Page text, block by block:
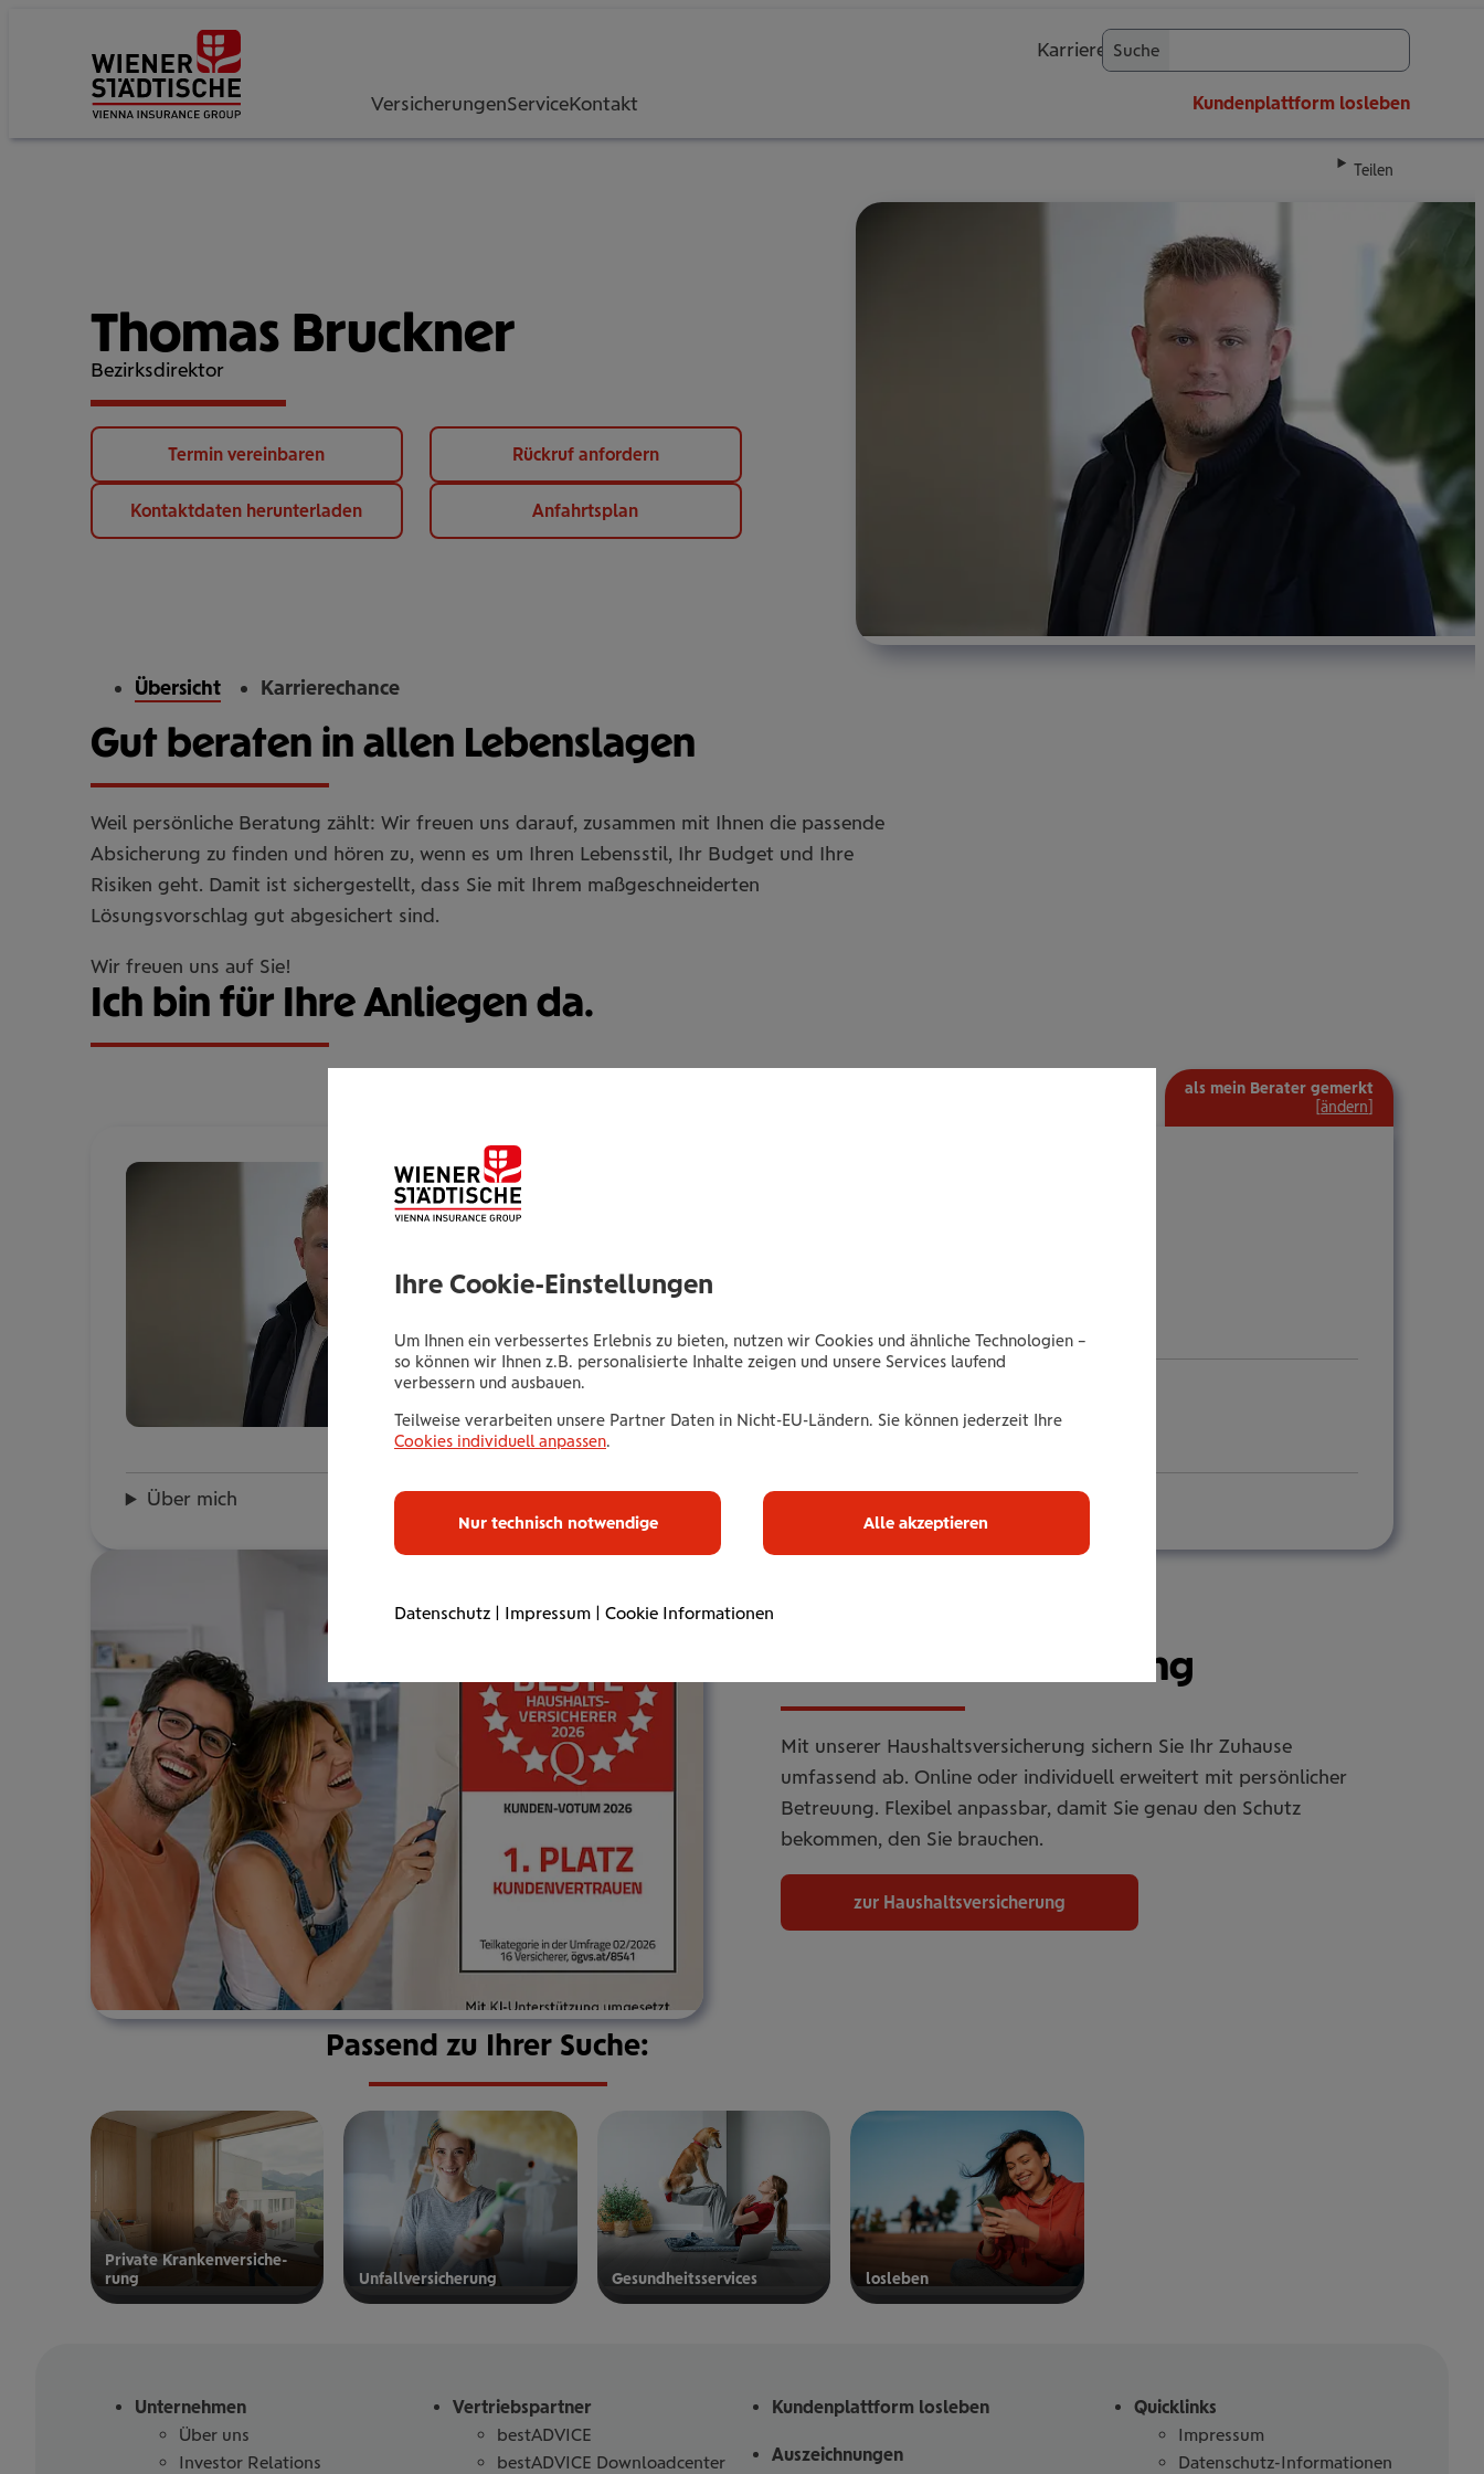
VersicherungenServiceKontakt
Karriere Suche
Kundenplattform losleben
Teilen
Thomas Bruckner
Bezirksdirektor
Termin vereinbaren Rückruf anfordern
Kontaktdaten herunterladen Anfahrtsplan
Übersicht Karrierechance
Gut beraten in allen Lebenslagen
Weil persönliche Beratung zählt: Wir freuen uns darauf, zusammen mit Ihnen die passende
Absicherung zu finden und hören zu, wenn es um Ihren Lebensstil, Ihr Budget und Ihre
Risiken geht. Damit ist sichergestellt, dass Sie mit Ihrem maßgeschneiderten
Lösungsvorschlag gut abgesichert sind.
Wir freuen uns auf Sie!
Ich bin für Ihre Anliegen da.
Untere Donaulände 40
Tel.:
Mobil:+436646013942389
E-Mail:
Über mich
als mein Berater gemerkt
[ändern
Haus­halts­ver­si­che­rung
Mit unserer Haushaltsversicherung sichern Sie Ihr Zuhause
umfassend ab. Online oder individuell erweitert mit persönlicher
Betreuung. Flexibel anpassbar, damit Sie genau den Schutz
bekommen, den Sie brauchen.
zur Haushaltsversicherung
Passend zu Ihrer Suche:
Private Kran­ken­­­ver­si­che­
rung
zur privaten
Unfall­ver­si­che­rung Gesund­heits­ser­vices los­le­ben
Unternehmen
Über uns
Investor Relations
Vertriebspartner
bestADVICE
bestADVICE Downloadcenter
Kundenplattform losleben
Auszeichnungen
Quicklinks
Impressum
Datenschutz-Informationen
Ihre Cookie-Einstellungen
Um Ihnen ein verbessertes Erlebnis zu bieten, nutzen wir Cookies und ähnliche Technologien –
so können wir Ihnen z.B. personalisierte Inhalte zeigen und unsere Services laufend
verbessern und ausbauen.
Teilweise verarbeiten unsere Partner Daten in Nicht-EU-Ländern. Sie können jederzeit Ihre
Cookies individuell anpassen.
Nur technisch notwendige Alle akzeptieren
Datenschutz | Impressum | Cookie Informationen